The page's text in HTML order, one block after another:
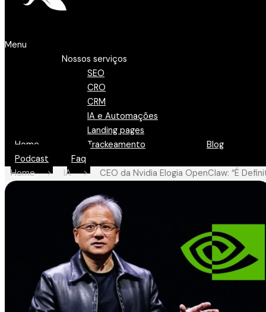
Menu
Home
Nossos serviços
SEO
CRO
CRM
IA e Automações
Landing pages
Trackeamento
Blog
Podcast
Faq
Home
> IA > CEO da Nvidia Elogia OpenClaw: “É